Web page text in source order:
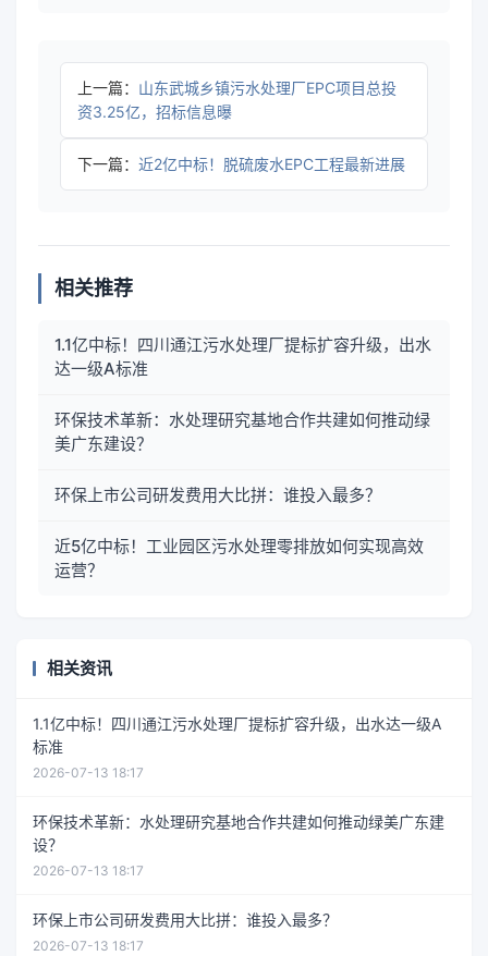
上一篇： 山东武城乡镇污水处理厂EPC项目总投
资3.25亿，招标信息曝
下一篇： 近2亿中标！脱硫废水EPC工程最新进展
相关推荐
1.1亿中标！四川通江污水处理厂提标扩容升级，出水
达一级A标准
环保技术革新：水处理研究基地合作共建如何推动绿
美广东建设？
环保上市公司研发费用大比拼：谁投入最多？
近5亿中标！工业园区污水处理零排放如何实现高效
运营？
相关资讯
1.1亿中标！四川通江污水处理厂提标扩容升级，出水达一级A
标准
2026-07-13 18:17
环保技术革新：水处理研究基地合作共建如何推动绿美广东建
设？
2026-07-13 18:17
环保上市公司研发费用大比拼：谁投入最多？
2026-07-13 18:17